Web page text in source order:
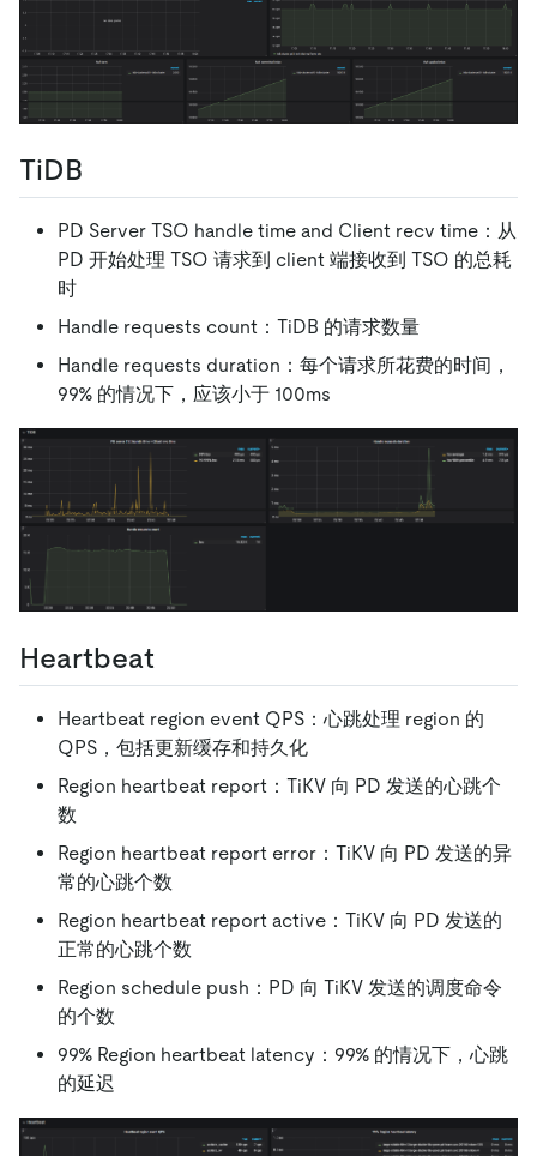
TiDB
PD Server TSO handle time and Client recv time：从
PD 开始处理 TSO 请求到 client 端接收到 TSO 的总耗
时
Handle requests count：TiDB 的请求数量
Handle requests duration：每个请求所花费的时间，
99% 的情况下，应该小于 100ms
Heartbeat
Heartbeat region event QPS：心跳处理 region 的
QPS，包括更新缓存和持久化
Region heartbeat report：TiKV 向 PD 发送的心跳个
数
Region heartbeat report error：TiKV 向 PD 发送的异
常的心跳个数
Region heartbeat report active：TiKV 向 PD 发送的
正常的心跳个数
Region schedule push：PD 向 TiKV 发送的调度命令
的个数
99% Region heartbeat latency：99% 的情况下，心跳
的延迟